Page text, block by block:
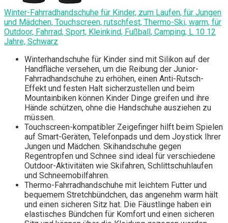
Winter-Fahrradhandschuhe für Kinder, zum Laufen, für Jungen
und Mädchen, Touchscreen, rutschfest, Thermo-Ski, warm, für
Outdoor, Fahrrad, Sport, Kleinkind, Fußball, Camping, L 10 12
Jahre, Schwarz
Winterhandschuhe für Kinder sind mit Silikon auf der
Handfläche versehen, um die Reibung der Junior-
Fahrradhandschuhe zu erhöhen, einen Anti-Rutsch-
Effekt und festen Halt sicherzustellen und beim
Mountainbiken können Kinder Dinge greifen und ihre
Hände schützen, ohne die Handschuhe ausziehen zu
müssen.
Touchscreen-kompatibler Zeigefinger hilft beim Spielen
auf Smart-Geräten, Telefonpads und dem Joystick Ihrer
Jungen und Mädchen. Skihandschuhe gegen
Regentropfen und Schnee sind ideal für verschiedene
Outdoor-Aktivitäten wie Skifahren, Schlittschuhlaufen
und Schneemobilfahren.
Thermo-Fahrradhandschuhe mit leichtem Futter und
bequemem Stretchbündchen, das angenehm warm hält
und einen sicheren Sitz hat. Die Fäustlinge haben ein
elastisches Bündchen für Komfort und einen sicheren